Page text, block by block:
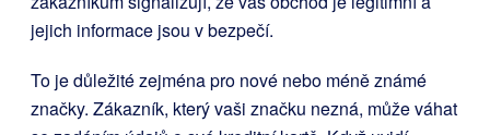
jejich informace jsou v bezpečí.
To je důležité zejména pro nové nebo méně známé
značky. Zákazník, který vaši značku nezná, může váhat